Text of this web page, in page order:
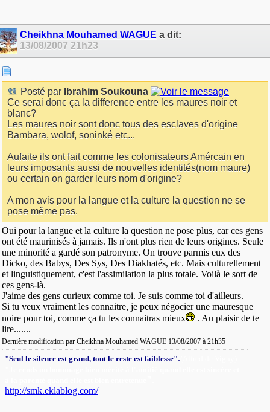
Cheikhna Mouhamed WAGUE a dit:
13/08/200721h23
Posté par
Ibrahim Soukouna
Ce serai donc ça la difference entre les maures noir et
blanc?
Les maures noir sont donc tous des esclaves d'origine
Bambara, wolof, soninké etc...
Aufaite ils ont fait comme les colonisateurs Amércain en
leurs imposants aussi de nouvelles identités(nom maure)
ou certain on garder leurs nom d'origine?
A mon avis pour la langue et la culture la question ne se
pose même pas.
Oui pour la langue et la culture la question ne pose plus, car ces gens
ont été maurinisés à jamais. Ils n'ont plus rien de leurs origines. Seule
une minorité a gardé son patronyme. On trouve parmis eux des
Dicko, des Babys, Des Sys, Des Diakhatés, etc. Mais culturellement
et linguistiquement, c'est l'assimilation la plus totale. Voilà le sort de
ces gens-là.
J'aime des gens curieux comme toi. Je suis comme toi d'ailleurs.
Si tu veux vraiment les connaitre, je peux négocier une mauresque
noire pour toi, comme ça tu les connaitras mieux
. Au plaisir de te
lire.......
Dernière modification par Cheikhna Mouhamed WAGUE 13/08/2007 à 21h35
"Seul le silence est grand, tout le reste est faiblesse".
http://smk.eklablog.com/